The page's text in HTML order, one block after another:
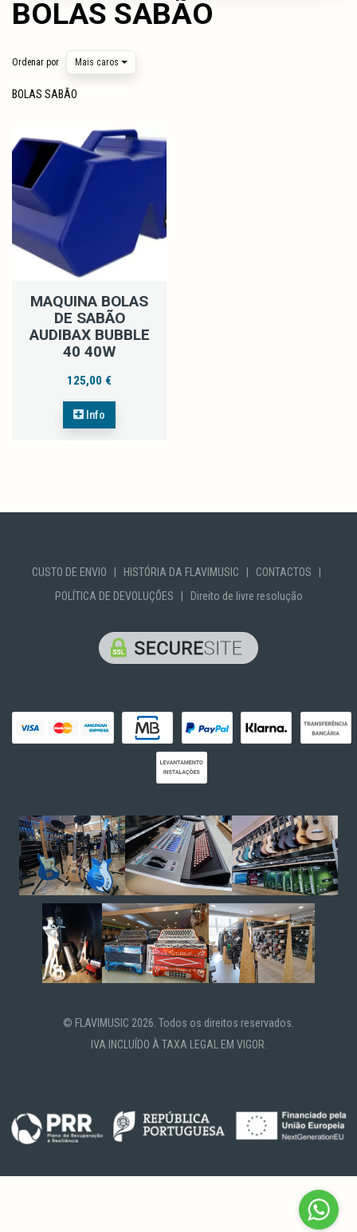
BOLAS SABÃO
Ordenar por Mais caros
BOLAS SABÃO
MAQUINA BOLAS
DE SABÃO
AUDIBAX BUBBLE
40 40W
125,00 €
Info
CUSTO DE ENVIO | HISTÓRIA DA FLAVIMUSIC | CONTACTOS |
POLÍTICA DE DEVOLUÇÕES | Direito de livre resolução
© FLAVIMUSIC 2026. Todos os direitos reservados.
IVA INCLUÍDO À TAXA LEGAL EM VIGOR.